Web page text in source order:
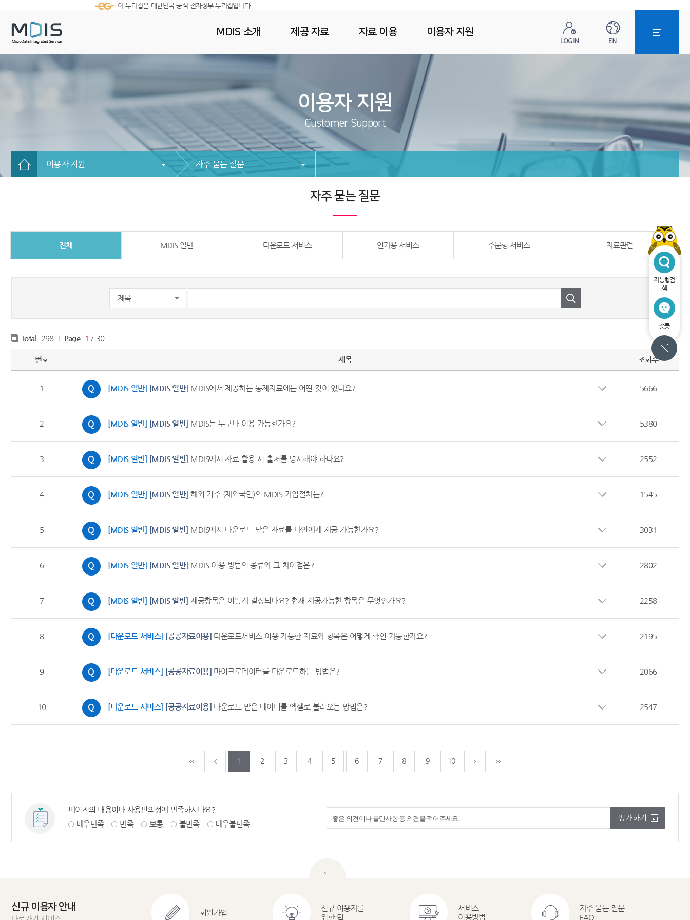
이 누리집은 대한민국 공식 전자정부 누리집입니다.
MDIS 소개 제공 자료 자료 이용 이용자 지원
그
인
메
이용자 지원
Customer Support
이용자 지원 자주 묻는 질문
자주 묻는 질문
전체 MDIS 일반 다운로드 서비스 인가용 서비스 주문형 서비스 자료관련
Total 298 Page 1 / 30
번호 제목 조회수
1 [MDIS 일반] [MDIS 일반] MDIS에서 제공하는 통계자료에는 어떤 것이 있나요? 5666
2 [MDIS 일반] [MDIS 일반] MDIS는 누구나 이용 가능한가요? 5380
3 [MDIS 일반] [MDIS 일반] MDIS에서 자료 활용 시 출처를 명시해야 하나요? 2552
4 [MDIS 일반] [MDIS 일반] 해외 거주 (재외국민)의 MDIS 가입절차는? 1545
5 [MDIS 일반] [MDIS 일반] MDIS에서 다운로드 받은 자료를 타인에게 제공 가능한가요? 3031
6 [MDIS 일반] [MDIS 일반] MDIS 이용 방법의 종류와 그 차이점은? 2802
7 [MDIS 일반] [MDIS 일반] 제공항목은 어떻게 결정되나요? 현재 제공가능한 항목은 무엇인가요? 2258
8 [다운로드 서비스] [공공자료이용] 다운로드서비스 이용 가능한 자료와 항목은 어떻게 확인 가능한가요? 2195
9 [다운로드 서비스] [공공자료이용] 마이크로데이터를 다운로드하는 방법은? 2066
10 [다운로드 서비스] [공공자료이용] 다운로드 받은 데이터를 엑셀로 불러오는 방법은? 2547
1 2 3 4 5 6 7 8 9 10
다음페이지마지막페이지
페이지의 내용이나 사용편의성에 만족하시나요?
매우만족
만족 보통 불만족 매우불만족
평가하기
지능형검
색
챗봇
신규 이용자 안내
회원가입
신규 이용자를
위한 팁
서비스
이용방법
자주 묻는 질문
FAQ